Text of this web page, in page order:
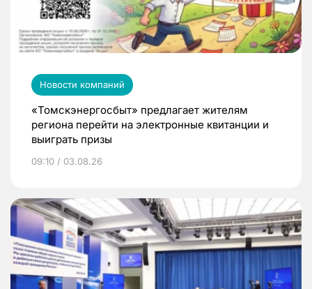
Новости компаний
«Томскэнергосбыт» предлагает жителям
региона перейти на электронные квитанции и
выиграть призы
09:10 / 03.08.26